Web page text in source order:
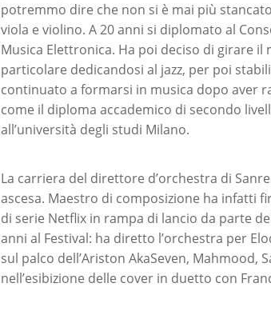
potremmo dire che non si è mai più
viola e violino. A 20 anni si diplomato al
Musica Elettronica. Ha poi deciso di girare
particolare dedicandosi al jazz, per poi
continuato a formarsi in musica dopo aver
come il diploma accademico di secondo
all’università degli studi Milano.
La carriera del direttore d’orchestra di
ascesa. Maestro di composizione ha infatti
di serie Netflix in rampa di lancio da parte
anni al Festival: ha diretto l’orchestra per
sul palco dell’Ariston AkaSeven, Mahmood,
nell’esibizione delle cover in duetto con